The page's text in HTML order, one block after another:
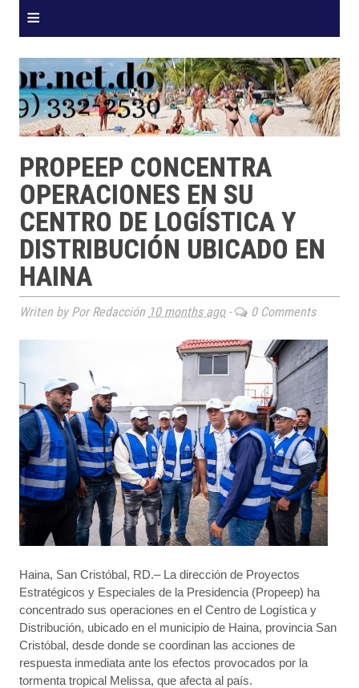
≡
PROPEEP CONCENTRA
OPERACIONES EN SU
CENTRO DE LOGÍSTICA Y
DISTRIBUCIÓN UBICADO EN
HAINA
Writen by Por Redacción 10 months ago- 0 Comments
Haina, San Cristóbal, RD.– La dirección de Proyectos
Estratégicos y Especiales de la Presidencia (Propeep) ha
concentrado sus operaciones en el Centro de Logística y
Distribución, ubicado en el municipio de Haina, provincia San
Cristóbal, desde donde se coordinan las acciones de
respuesta inmediata ante los efectos provocados por la
tormenta tropical Melissa, que afecta al país.